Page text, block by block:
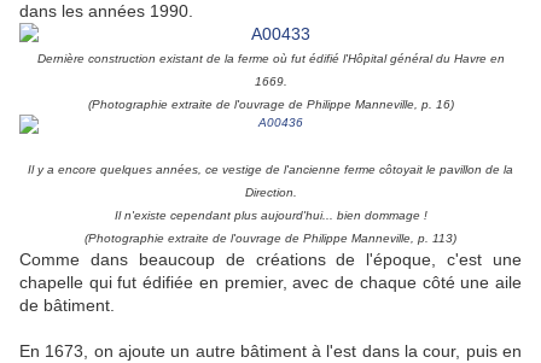
dans les années 1990.
Dernière construction existant de la ferme où fut édifié l'Hôpital général du Havre en
1669.
(Photographie extraite de l'ouvrage de Philippe Manneville, p. 16)
Il y a encore quelques années, ce vestige de l'ancienne ferme côtoyait le pavillon de la
Direction.
Il n'existe cependant plus aujourd'hui... bien dommage !
(Photographie extraite de l'ouvrage de Philippe Manneville, p. 113)
Comme dans beaucoup de créations de l'époque, c'est une
chapelle qui fut édifiée en premier, avec de chaque côté une aile
de bâtiment.
En 1673, on ajoute un autre bâtiment à l'est dans la cour, puis en